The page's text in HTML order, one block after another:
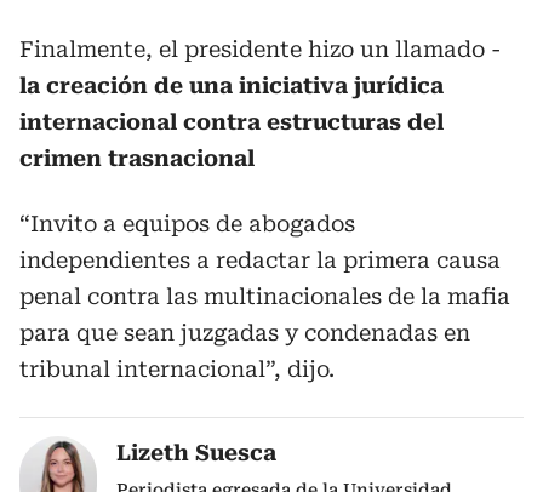
Finalmente, el presidente hizo un llamado -
la creación de una iniciativa jurídica
internacional contra estructuras del
crimen trasnacional
“Invito a equipos de abogados
independientes a redactar la primera causa
penal contra las multinacionales de la mafia
para que sean juzgadas y condenadas en
tribunal internacional”, dijo.
Lizeth Suesca